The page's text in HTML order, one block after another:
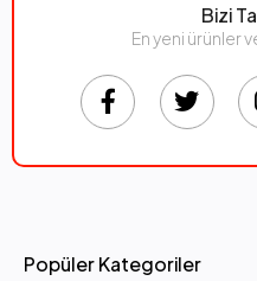
Bizi
En yeni ürünler
Popüler Kategoriler